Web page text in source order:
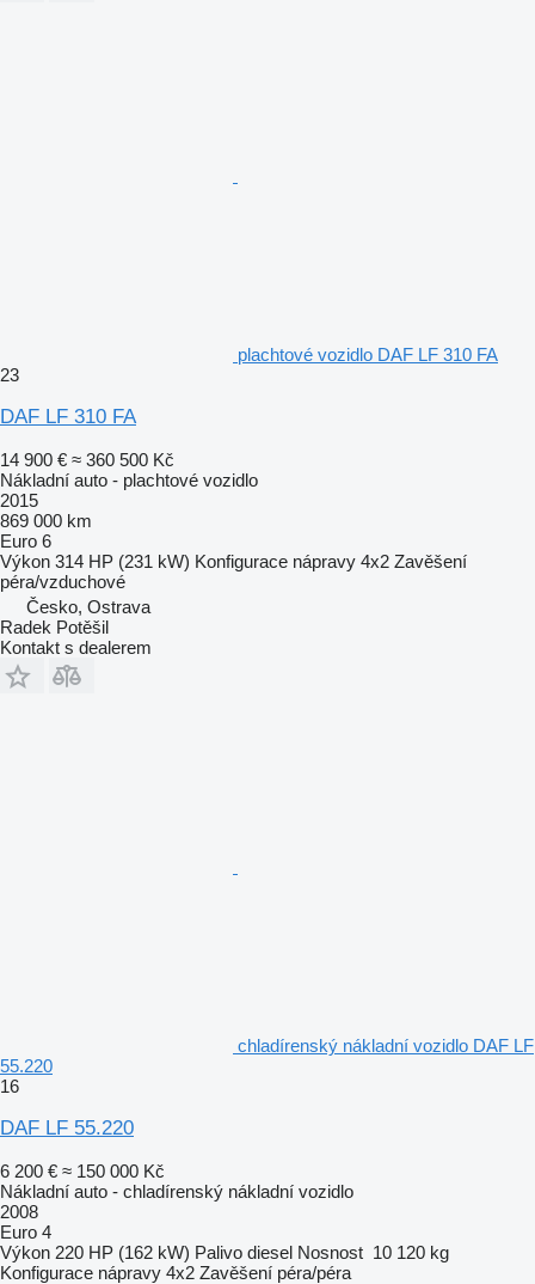
plachtové vozidlo DAF LF 310 FA
23
DAF LF 310 FA
14 900 € ≈ 360 500 Kč
Nákladní auto - plachtové vozidlo
2015
869 000 km
Euro 6
Výkon 314 HP (231 kW) Konfigurace nápravy 4x2 Zavěšení
péra/vzduchové
Česko, Ostrava
Radek Potěšil
Kontakt s dealerem
chladírenský nákladní vozidlo DAF LF
55.220
16
DAF LF 55.220
6 200 € ≈ 150 000 Kč
Nákladní auto - chladírenský nákladní vozidlo
2008
Euro 4
Výkon 220 HP (162 kW) Palivo diesel Nosnost 10 120 kg
Konfigurace nápravy 4x2 Zavěšení péra/péra